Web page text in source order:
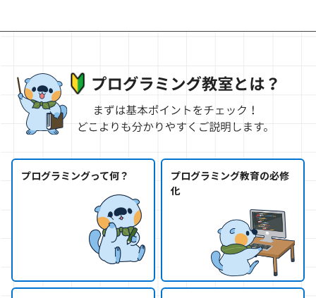
プログラミングって何？
プログラミング教育の必修
化